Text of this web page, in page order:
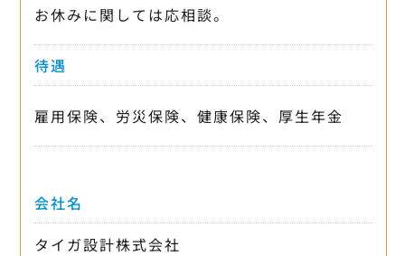
お休みに関しては応相談。
待遇
雇用保険、労災保険、健康保険、厚生年金
会社名
タイガ設計株式会社